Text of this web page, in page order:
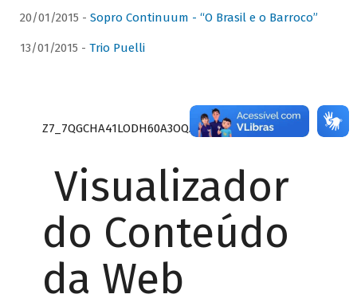
20/01/2015 - Sopro Continuum - “O Brasil e o Barroco”
13/01/2015 - Trio Puelli
Z7_7QGCHA41LODH60A3OQA8RN1415
Visualizador
do Conteúdo
da Web